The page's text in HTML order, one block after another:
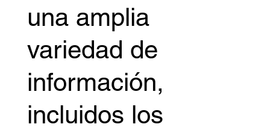
una amplia
variedad de
información,
incluidos los